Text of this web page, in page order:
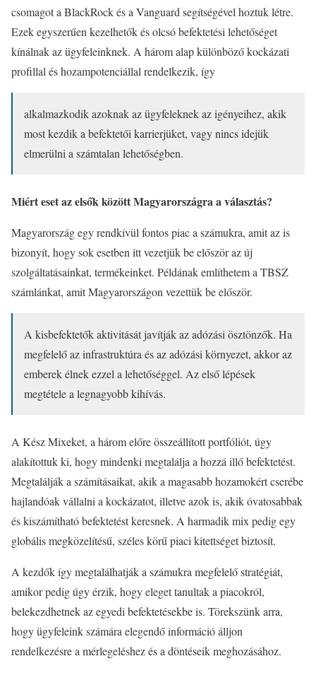
csomagot a BlackRock és a Vanguard segítségével hoztuk létre.
Ezek egyszerűen kezelhetők és olcsó befektetési lehetőséget
kínálnak az ügyfeleinknek. A három alap különböző kockázati
profillal és hozampotenciállal rendelkezik, így
alkalmazkodik azoknak az ügyfeleknek az igényeihez, akik
most kezdik a befektetői karrierjüket, vagy nincs idejük
elmerülni a számtalan lehetőségben.
Miért eset az elsők között Magyarországra a választás?
Magyarország egy rendkívül fontos piac a számukra, amit az is
bizonyít, hogy sok esetben itt vezetjük be először az új
szolgáltatásainkat, termékeinket. Példának említhetem a TBSZ
számlánkat, amit Magyarországon vezettük be először.
A kisbefektetők aktivitását javítják az adózási ösztönzők. Ha
megfelelő az infrastruktúra és az adózási környezet, akkor az
emberek élnek ezzel a lehetőséggel. Az első lépések
megtétele a legnagyobb kihívás.
A Kész Mixeket, a három előre összeállított portfóliót, úgy
alakítottuk ki, hogy mindenki megtalálja a hozzá illő befektetést.
Megtalálják a számításaikat, akik a magasabb hozamokért cserébe
hajlandóak vállalni a kockázatot, illetve azok is, akik óvatosabbak
és kiszámítható befektetést keresnek. A harmadik mix pedig egy
globális megközelítésű, széles körű piaci kitettséget biztosít.
A kezdők így megtalálhatják a számukra megfelelő stratégiát,
amikor pedig úgy érzik, hogy eleget tanultak a piacokról,
belekezdhetnek az egyedi befektetésekbe is. Törekszünk arra,
hogy ügyfeleink számára elegendő információ álljon
rendelkezésre a mérlegeléshez és a döntéseik meghozásához.